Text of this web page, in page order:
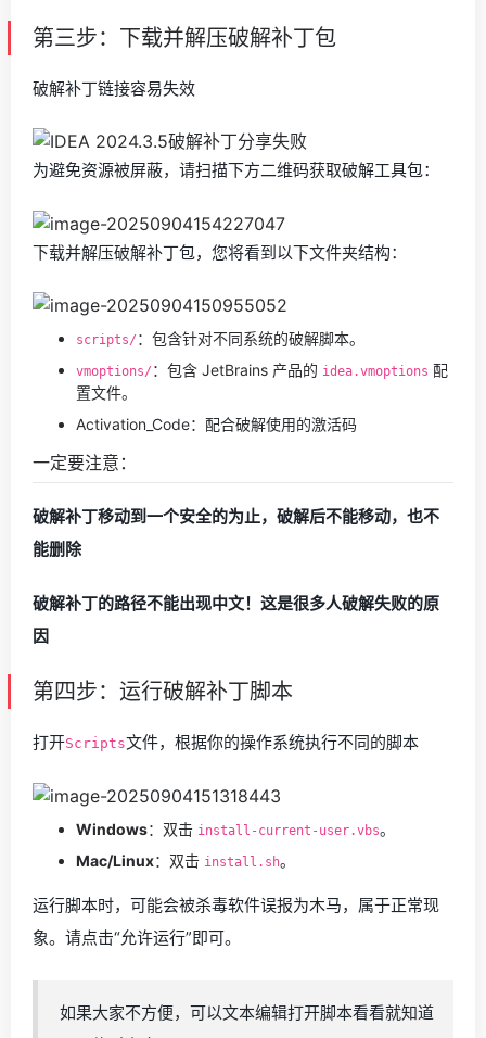
第三步：下载并解压破解补丁包
破解补丁链接容易失效
为避免资源被屏蔽，请扫描下方二维码获取破解工具包：
下载并解压破解补丁包，您将看到以下文件夹结构：
scripts/ ：包含针对不同系统的破解脚本。
vmoptions/ ：包含 JetBrains 产品的 idea.vmoptions 配
置文件。
Activation_Code：配合破解使用的激活码
一定要注意：
破解补丁移动到一个安全的为止，破解后不能移动，也不
能删除
破解补丁的路径不能出现中文！这是很多人破解失败的原
因
第四步：运行破解补丁脚本
打开Scripts文件，根据你的操作系统执行不同的脚本
Windows：双击 install-current-user.vbs。
Mac/Linux：双击 install.sh。
运行脚本时，可能会被杀毒软件误报为木马，属于正常现
象。请点击“允许运行”即可。
如果大家不方便，可以文本编辑打开脚本看看就知道